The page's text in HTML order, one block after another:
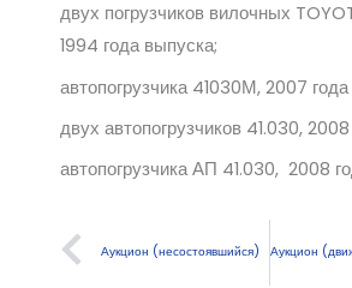
двух погрузчиков вилочных
1994 года выпуска;
автопогрузчика 41030М, 2007
двух автопогрузчиков 41.030,
автопогрузчика АП 41.030, 2008
Аукцион (несостоявшийся)